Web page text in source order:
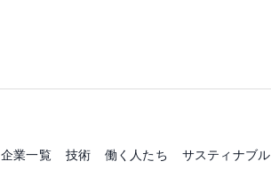
企業一覧 技術 働く人たち サスティナブル